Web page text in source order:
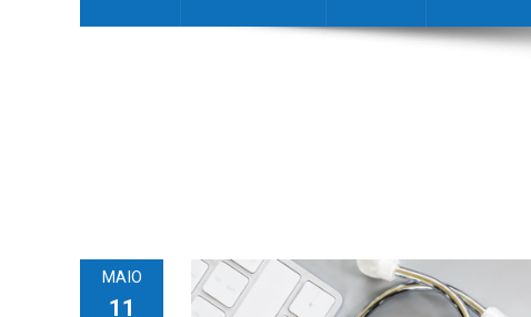
MAIO
11